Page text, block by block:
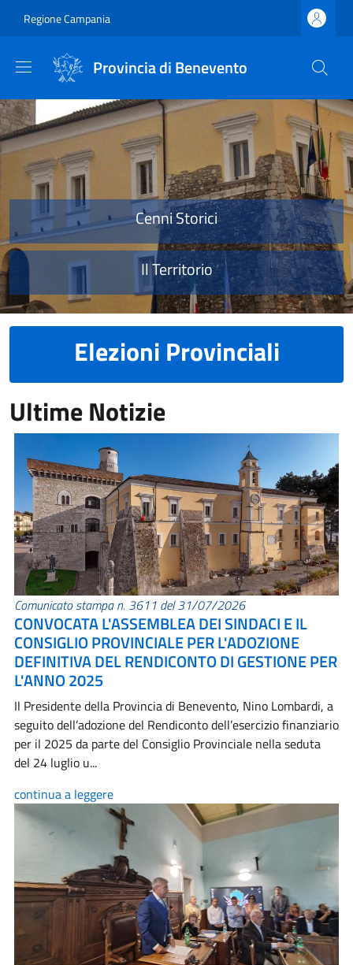
Regione Campania
Provincia di Benevento
Provincia di Benevento
Cenni Storici
Il Territorio
Elezioni Provinciali
Ultime Notizie
Comunicato stampa n. 3611 del 31/07/2026
CONVOCATA L'ASSEMBLEA DEI SINDACI E IL
CONSIGLIO PROVINCIALE PER L'ADOZIONE
DEFINITIVA DEL RENDICONTO DI GESTIONE PER
L'ANNO 2025
Il Presidente della Provincia di Benevento, Nino Lombardi, a
seguito dell’adozione del Rendiconto dell’esercizio finanziario
per il 2025 da parte del Consiglio Provinciale nella seduta
del 24 luglio u...
continua a leggere